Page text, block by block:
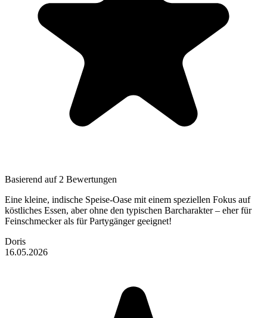
Basierend auf 2 Bewertungen
Eine kleine, indische Speise-Oase mit einem speziellen Fokus auf
köstliches Essen, aber ohne den typischen Barcharakter – eher für
Feinschmecker als für Partygänger geeignet!
Doris
16.05.2026